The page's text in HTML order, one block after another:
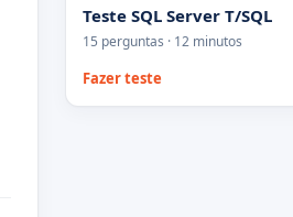
Teste SQL Server T/SQL
15 perguntas · 12 minutos
Fazer teste